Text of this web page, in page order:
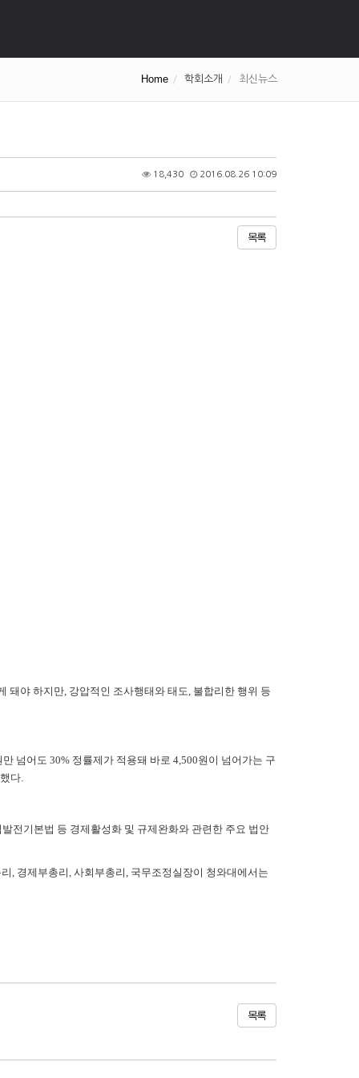
Home 학회소개 최신뉴스
18,430 2016.08.26 10:09
목록
돼야 하지만, 강압적인 조사행태와 태도, 불합리한 행위 등
넘어도 30% 정률제가 적용돼 바로 4,500원이 넘어가는 구
다.
전기본법 등 경제활성화 및 규제완화와 관련한 주요 법안
, 경제부총리, 사회부총리, 국무조정실장이 청와대에서는
목록